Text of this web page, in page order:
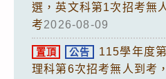
選，英文科第1次招考無
考2026-08-09
置頂 公告
115學年度
理科第6次招考無人到考